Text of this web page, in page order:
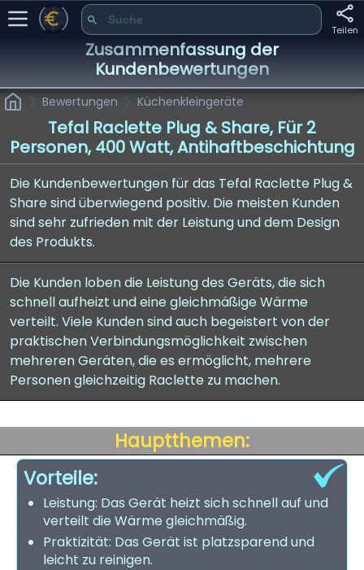
Teilen
Zusammenfassung der
Kundenbewertungen
Bewertungen Küchenkleingeräte
Tefal Raclette Plug & Share, Für 2
Personen, 400 Watt, Antihaftbeschichtung
Die Kundenbewertungen für das Tefal Raclette Plug &
Share sind überwiegend positiv. Die meisten Kunden
sind sehr zufrieden mit der Leistung und dem Design
des Produkts.
Die Kunden loben die Leistung des Geräts, die sich
schnell aufheizt und eine gleichmäßige Wärme
verteilt. Viele Kunden sind auch begeistert von der
praktischen Verbindungsmöglichkeit zwischen
mehreren Geräten, die es ermöglicht, mehrere
Personen gleichzeitig Raclette zu machen.
Hauptthemen:
Vorteile:
Leistung: Das Gerät heizt sich schnell auf und
verteilt die Wärme gleichmäßig.
Praktizität: Das Gerät ist platzsparend und
leicht zu reinigen.